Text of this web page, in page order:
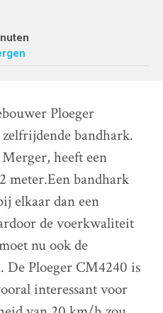
Ploeger
bandhark.
heeft een
meter.Een bandhark
elkaar dan een
de voerkwaliteit
nu ook de
De Ploeger CM4240 is
interessant voor